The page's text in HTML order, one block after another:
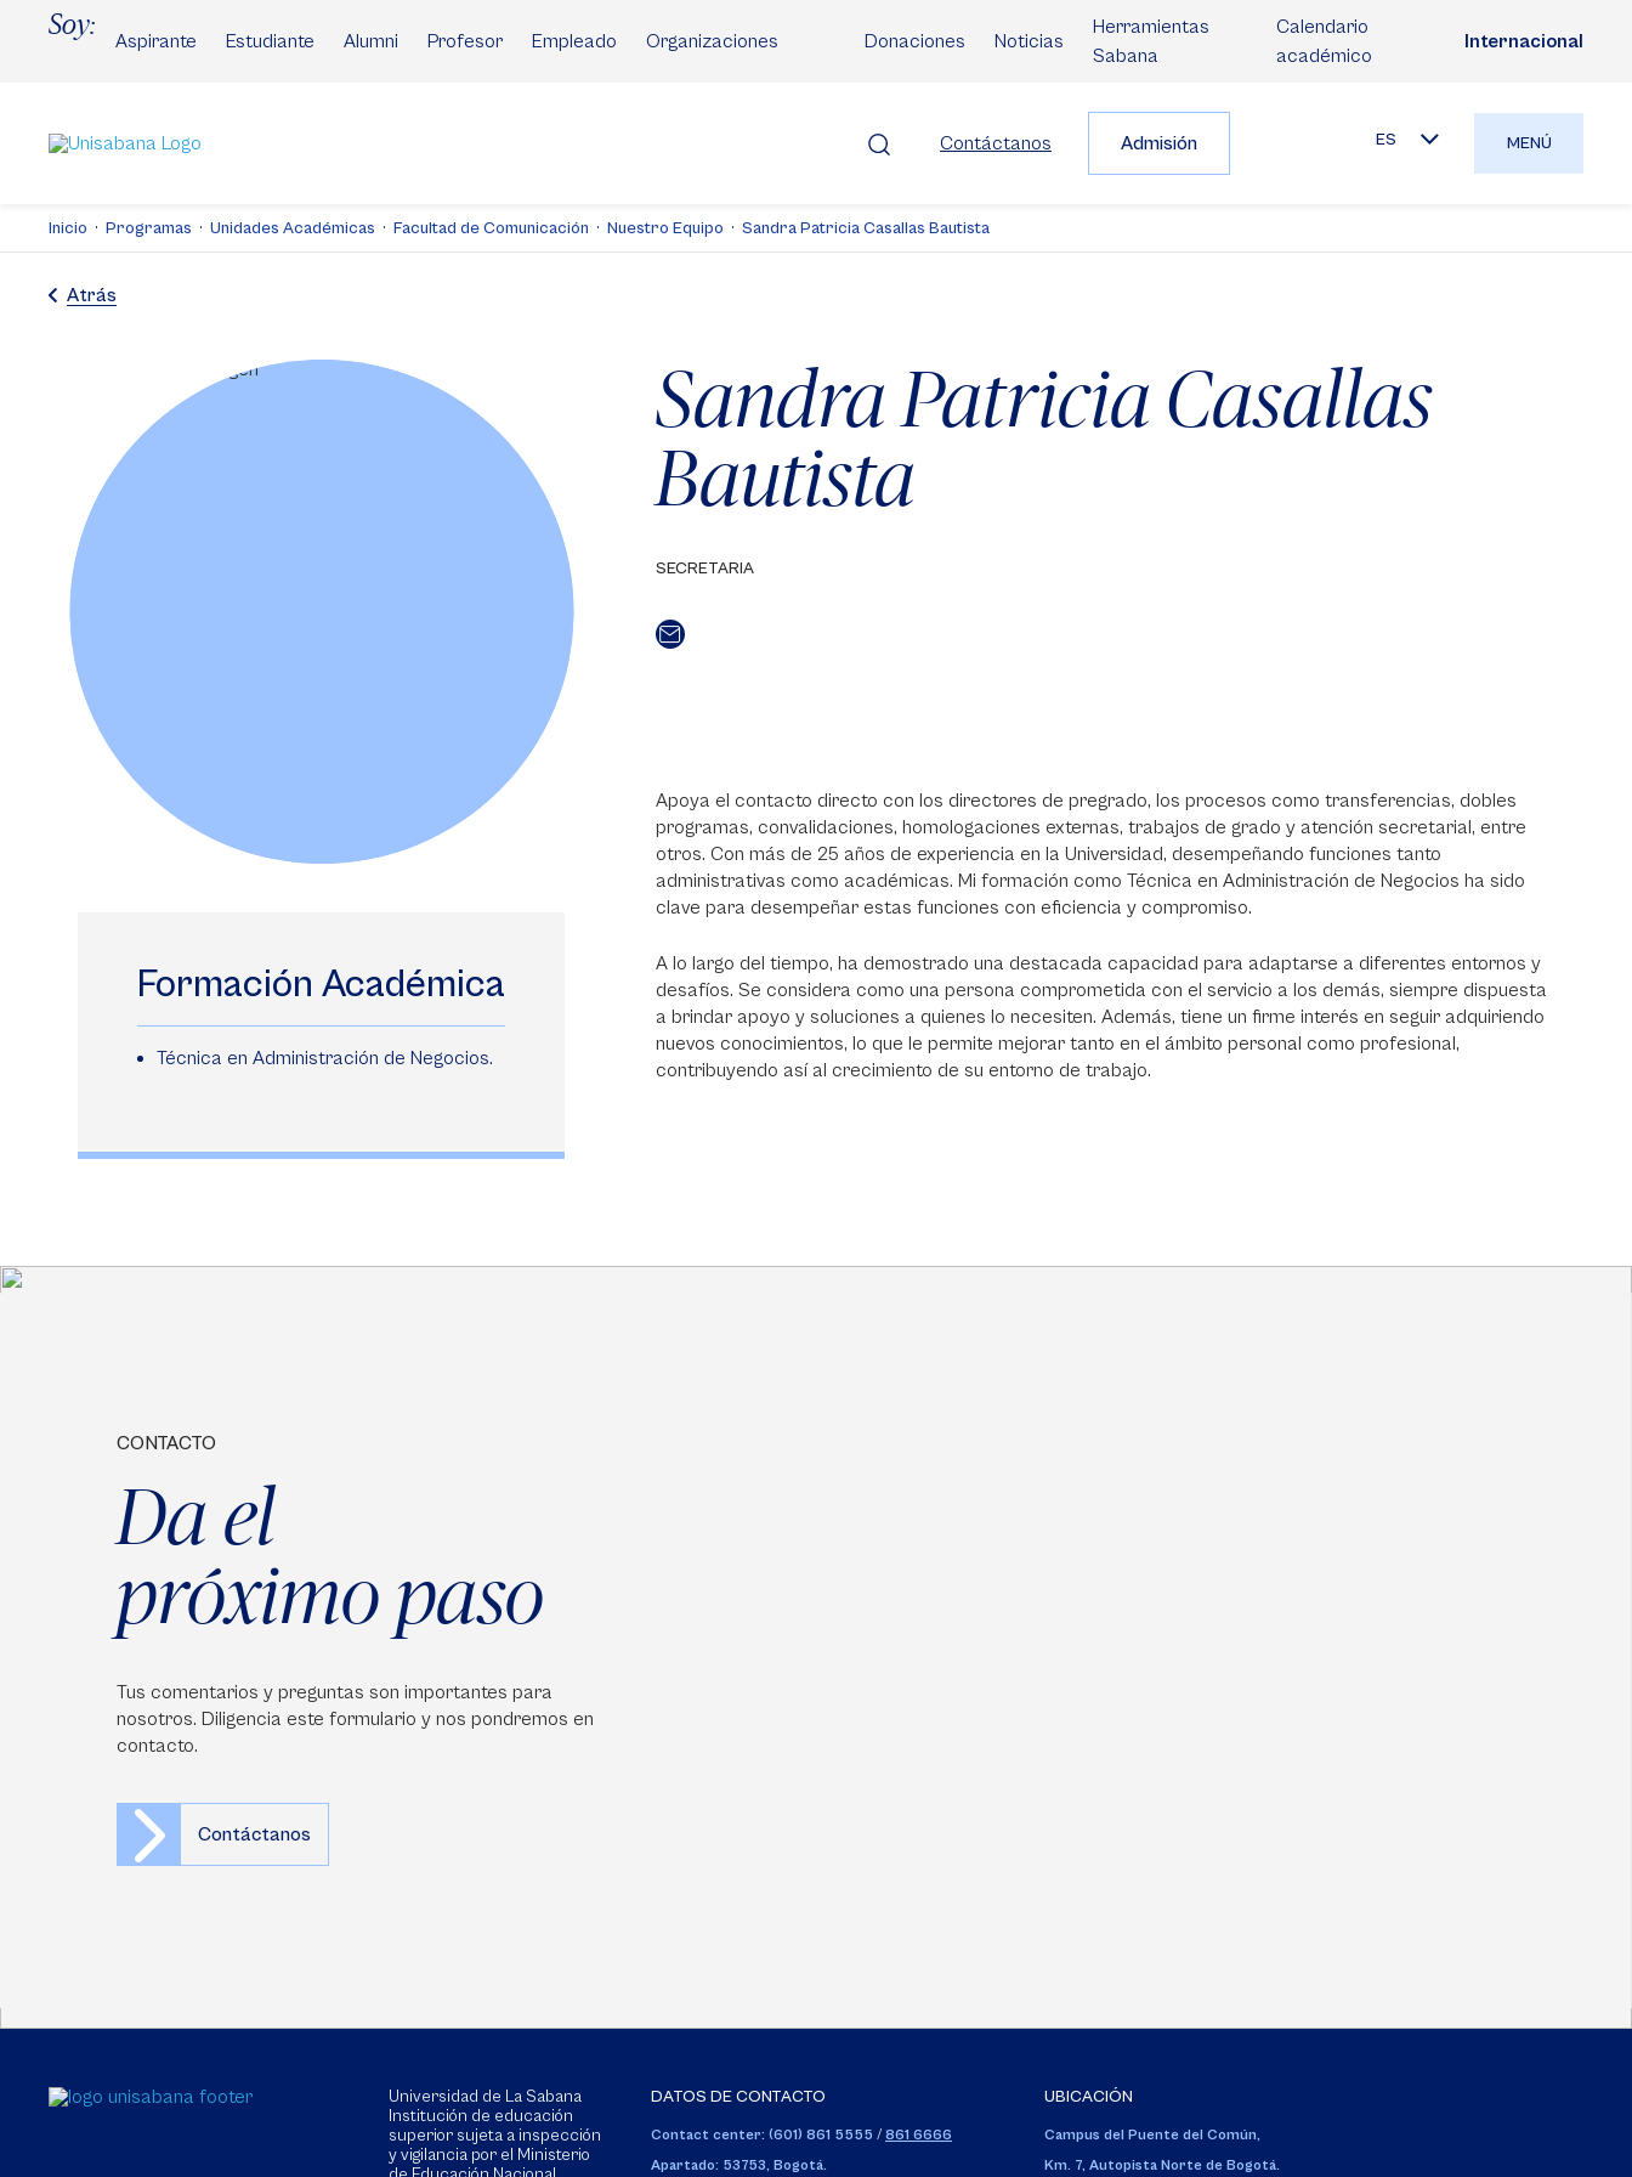
Soy:
Aspirante Estudiante Alumni Profesor Empleado Organizaciones Donaciones Noticias
Herramientas
Sabana
Calendario
académico
Internacional
Contáctanos Admisión ES MENÚ
Inicio Programas Unidades Académicas Facultad de Comunicación Nuestro Equipo Sandra Patricia Casallas Bautista
Atrás
Sandra Patricia Casallas
Bautista
SECRETARIA
Formación Académica
Técnica en Administración de Negocios.
Apoya el contacto directo con los directores de pregrado, los procesos como transferencias, dobles
programas, convalidaciones, homologaciones externas, trabajos de grado y atención secretarial, entre
otros. Con más de 25 años de experiencia en la Universidad, desempeñando funciones tanto
administrativas como académicas. Mi formación como Técnica en Administración de Negocios ha sido
clave para desempeñar estas funciones con eficiencia y compromiso.
A lo largo del tiempo, ha demostrado una destacada capacidad para adaptarse a diferentes entornos y
desafíos. Se considera como una persona comprometida con el servicio a los demás, siempre dispuesta
a brindar apoyo y soluciones a quienes lo necesiten. Además, tiene un firme interés en seguir adquiriendo
nuevos conocimientos, lo que le permite mejorar tanto en el ámbito personal como profesional,
contribuyendo así al crecimiento de su entorno de trabajo.
CONTACTO
Da el
próximo paso
Tus comentarios y preguntas son importantes para
nosotros. Diligencia este formulario y nos pondremos en
contacto.
Contáctanos
Universidad de La Sabana
Institución de educación
superior sujeta a inspección
y vigilancia por el Ministerio
DATOS DE CONTACTO
Contact center: (601) 861 5555 / 861 6666
Apartado: 53753, Bogotá.
UBICACIÓN
Campus del Puente del Común,
Km. 7, Autopista Norte de Bogotá.